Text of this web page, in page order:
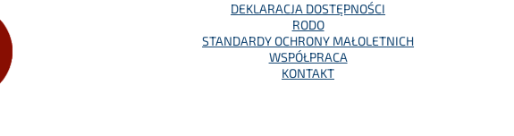
DEKLARACJA DOSTĘPNOŚCI
RODO
STANDARDY OCHRONY MAŁOLETNICH
WSPÓŁPRACA
KONTAKT